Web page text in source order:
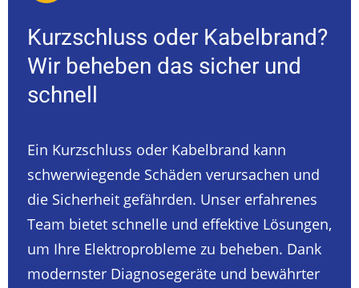
Kurzschluss oder Kabelbrand?
Wir beheben das sicher und
schnell
Ein Kurzschluss oder Kabelbrand kann
schwerwiegende Schäden verursachen und
die Sicherheit gefährden. Unser erfahrenes
Team bietet schnelle und effektive Lösungen,
um Ihre Elektroprobleme zu beheben. Dank
modernster Diagnosegeräte und bewährter